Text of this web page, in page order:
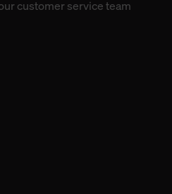
customer service team